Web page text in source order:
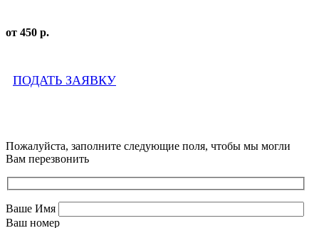
от 450 р.
ПОДАТЬ ЗАЯВКУ
Пожалуйста, заполните следующие поля, чтобы мы могли
Вам перезвонить
Ваше Имя
Ваш номер